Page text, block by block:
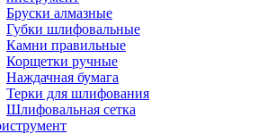
Бруски алмазные
Губки шлифовальные
Камни правильные
Корщетки ручные
Наждачная бумага
Терки для шлифования
Шлифовальная сетка